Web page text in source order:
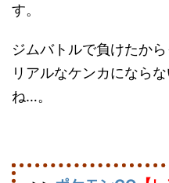
す。
ジムバトルで負けたから
リアルなケンカになら
ね…。